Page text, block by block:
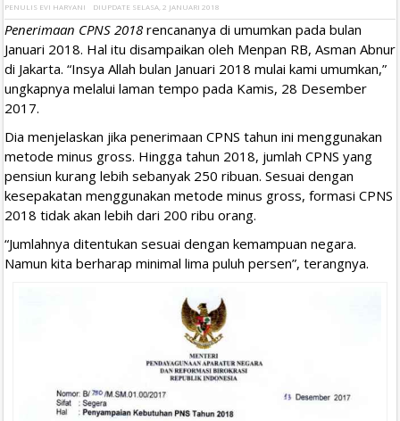
PENULIS EVI HARYANI DIUPDATE SELASA, 2 JANUARI 2018
Penerimaan CPNS 2018 rencananya di umumkan pada bulan
Januari 2018. Hal itu disampaikan oleh Menpan RB, Asman Abnur
di Jakarta. “Insya Allah bulan Januari 2018 mulai kami umumkan,”
ungkapnya melalui laman tempo pada Kamis, 28 Desember
2017.
Dia menjelaskan jika penerimaan CPNS tahun ini menggunakan
metode minus gross. Hingga tahun 2018, jumlah CPNS yang
pensiun kurang lebih sebanyak 250 ribuan. Sesuai dengan
kesepakatan menggunakan metode minus gross, formasi CPNS
2018 tidak akan lebih dari 200 ribu orang.
“Jumlahnya ditentukan sesuai dengan kemampuan negara.
Namun kita berharap minimal lima puluh persen”, terangnya.